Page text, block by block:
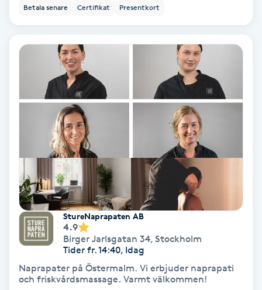
Gravidmassage
Gravidyoga
Gruppträning
Gua Sha-massage
Hatha Yoga
Headspa
Healing
Betala senare Certifikat Presentkort
StureNaprapaten AB
4.9
Birger Jarlsgatan 34, Stockholm
Tider fr. 14:40, Idag
Naprapater på Östermalm. Vi erbjuder naprapati
och friskvårdsmassage. Varmt välkommen!